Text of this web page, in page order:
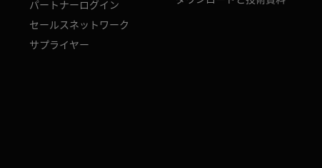
パートナーログイン
セールスネットワーク
サプライヤー